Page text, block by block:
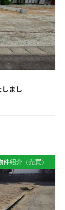
まし
件紹介（売買）